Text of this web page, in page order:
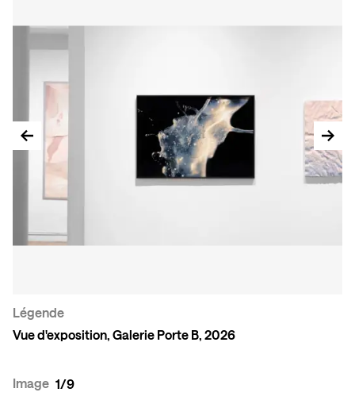
Vue d'exposition, Galerie Porte B, 2026
1/9
Légende
Image